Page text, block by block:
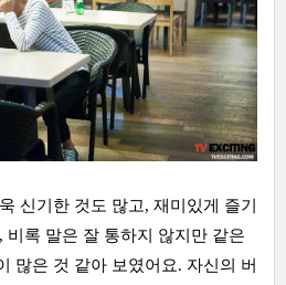
신기한 것도 많고, 재미있게 즐기
비록 말은 잘 통하지 않지만 같은
많은 것 같아 보였어요. 자신의 버